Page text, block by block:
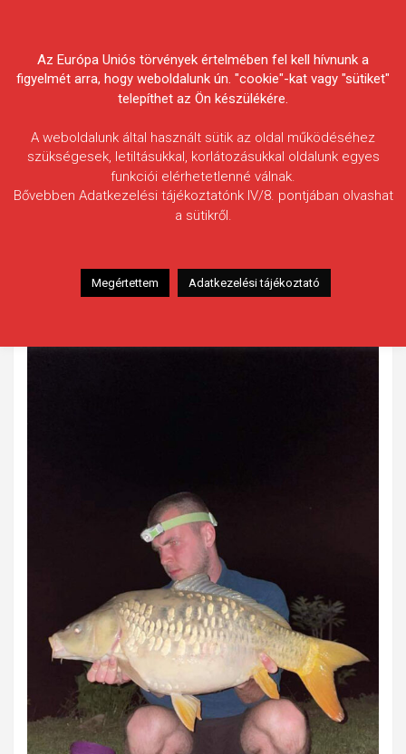
Egyesületek Szövetsége
Nyári Henrik
Halfaj: Tükörponty
Fogott hal adatai: 8,20 kg
Az Európa Uniós törvények értelmében fel kell hívnunk a
figyelmét arra, hogy weboldalunk ún. "cookie"-kat vagy "sütiket"
telepíthet az Ön készülékére.
A weboldalunk által használt sütik az oldal működéséhez
szükségesek, letiltásukkal, korlátozásukkal oldalunk egyes
funkciói elérhetetlenné válnak.
Bővebben Adatkezelési tájékoztatónk IV/8. pontjában olvashat
a sütikről.
Megértettem Adatkezelési tájékoztató